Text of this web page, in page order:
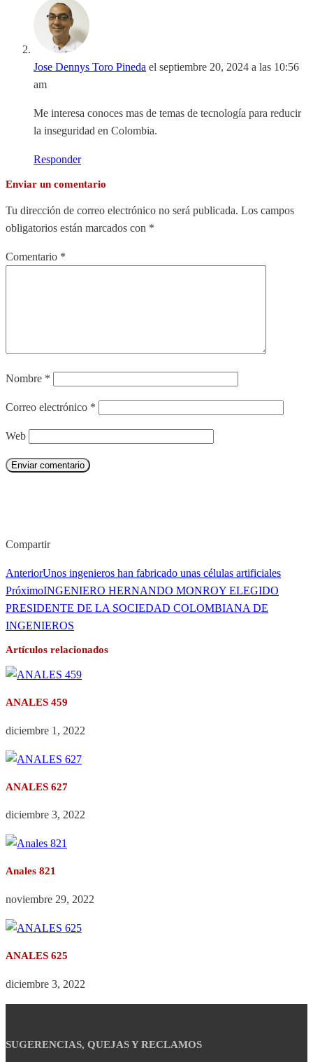
Jose Dennys Toro Pineda el septiembre 20, 2024 a las 10:56
am
Me interesa conoces mas de temas de tecnología para reducir
la inseguridad en Colombia.
Responder
Enviar un comentario
Tu dirección de correo electrónico no será publicada. Los campos
obligatorios están marcados con *
Comentario *
Nombre *
Correo electrónico *
Web
Enviar comentario
Compartir
AnteriorUnos ingenieros han fabricado unas células artificiales
PróximoINGENIERO HERNANDO MONROY ELEGIDO
PRESIDENTE DE LA SOCIEDAD COLOMBIANA DE
INGENIEROS
Artículos relacionados
ANALES 459
diciembre 1, 2022
ANALES 627
diciembre 3, 2022
Anales 821
noviembre 29, 2022
ANALES 625
diciembre 3, 2022
SUGERENCIAS, QUEJAS Y RECLAMOS